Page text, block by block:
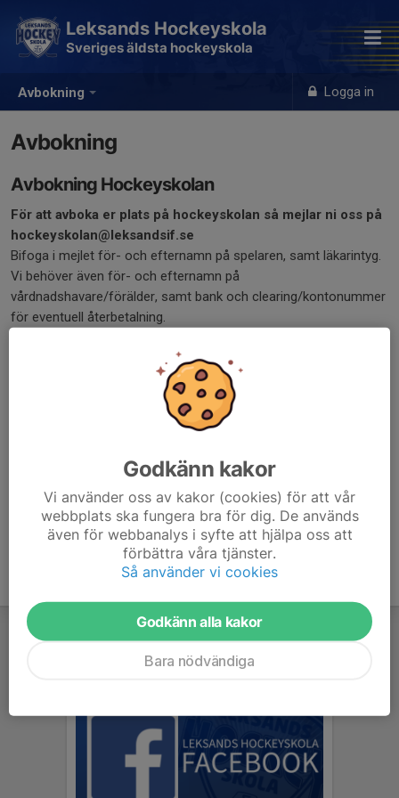
Avbokning Logga in
Leksands Hockeyskola
Sveriges äldsta hockeyskola
Avbokning
Avbokning Hockeyskolan
För att avboka er plats på hockeyskolan så mejlar ni oss på
hockeyskolan@leksandsif.se
Bifoga i mejlet för- och efternamn på spelaren, samt läkarintyg.
Vi behöver även för- och efternamn på
vårdnadshavare/förälder, samt bank och clearing/kontonummer
för eventuell återbetalning.
Återbetalning sker utifrån våra avbokningsrutiner nedan:
Vid läkarintyg återbetalas hela avgiften.
Vid avbokning utan giltigt läkarintyg
Har ingen betalning skett faktureras 500kr.
hockeyskolan startar återbetalas allt utom 1500kr.
Godkänn kakor
Vi använder oss av kakor (cookies) för att vår
webbplats ska fungera bra för dig. De används
även för webbanalys i syfte att hjälpa oss att
förbättra våra tjänster.
Så använder vi cookies
Godkänn alla kakor
Bara nödvändiga